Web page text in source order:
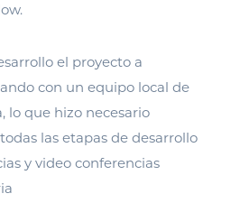
el proyecto a
con un equipo local de
lo que hizo necesario
las etapas de desarrollo
y video conferencias